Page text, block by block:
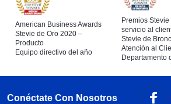
American Business Awards
Stevie de Oro 2020 –
Producto
Equipo directivo del año
Premios
servicio al
Stevie de
Atención al
Departamento
Conéctate Con Nosotros